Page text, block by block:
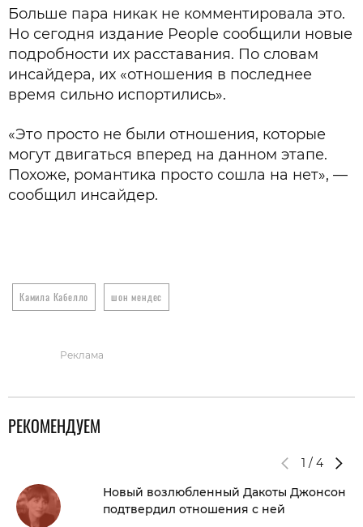
Больше пара никак не комментировала это.
Но сегодня издание People сообщили новые
подробности их расставания. По словам
инсайдера, их «отношения в последнее
время сильно испортились».
«Это просто не были отношения, которые
могут двигаться вперед на данном этапе.
Похоже, романтика просто сошла на нет», —
сообщил инсайдер.
Камила Кабелло шон мендес
Реклама
РЕКОМЕНДУЕМ
1 / 4
Новый возлюбленный Дакоты Джонсон
подтвердил отношения с ней